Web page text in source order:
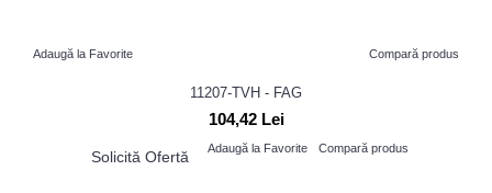
Adaugă la Favorite Compară produs
11207-TVH - FAG
104,42 Lei
Solicită Ofertă Adaugă la Favorite Compară produs